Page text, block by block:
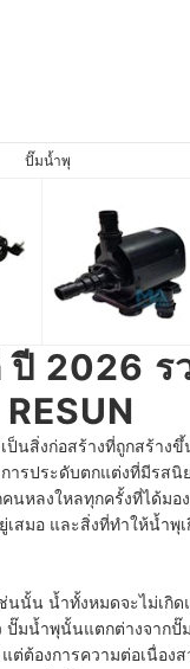
ปั๊มน้ำพุ
2026 ร
นสิ่งก่อสร้างที่ถูกสร้าง
ารประดับตกแต่งที่มีรสนิ
นหลงใหลทุกครั้งที่ได้มอ
เสมอ และสิ่งที่ทำให้น้ำพุ
น น้ำทั้งหมดจะไม่เกิด
มน้ำพุนั้นแตกต่างจากปั๊
ต่ต้องการความต่อเนื่อง